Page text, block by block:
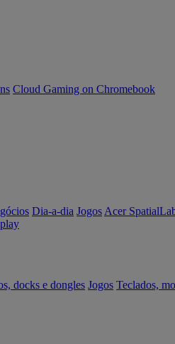
Cloud Gaming on Chromebook
Dia-a-dia Jogos Acer
docks e dongles Jogos Teclados,